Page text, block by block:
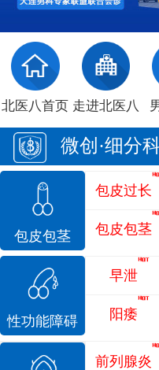
北医八首页 走进北医八
微创·细分
包皮包茎
包皮过长
包皮包茎
性功能障碍
早泄
阳痿
前列腺炎